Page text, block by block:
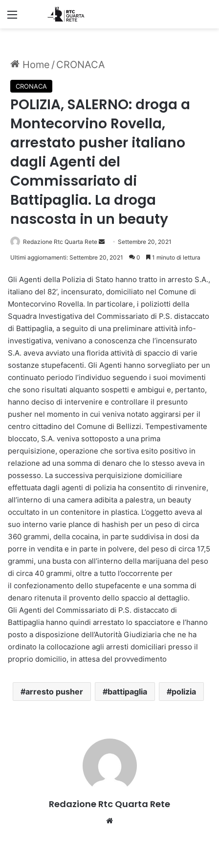
Menu
Home /CRONACA
CRONACA
POLIZIA, SALERNO: droga a
Montecorvino Rovella,
arrestato pusher italiano
dagli Agenti del
Commissariato di
Battipaglia. La droga
nascosta in un beauty
Redazione Rtc Quarta Rete
Invia Settembre 20, 2021
Ultimi aggiornamenti: Settembre 20, 2021 0 1 minuto di lettura
Gli Agenti della Polizia di Stato hanno tratto in arresto S.A.,
italiano del 82’, incensurato, domiciliato nel Comune di
Montecorvino Rovella. In particolare, i poliziotti della
Squadra Investigativa del Commissariato di P.S. distaccato
di Battipaglia, a seguito di una preliminare attività info-
investigativa, venivano a conoscenza che l’incensurato
S.A. aveva avviato una florida attività di spaccio di varie
sostanze stupefacenti. Gli Agenti hanno sorvegliato per un
continuato periodo l’individuo seguendo i suoi movimenti
che sono risultati alquanto sospetti e ambigui e, pertanto,
hanno deciso di intervenire e controllare il presunto
pusher nel momento in cui veniva notato aggirarsi per il
centro cittadino del Comune di Bellizzi. Tempestivamente
bloccato, S.A. veniva sottoposto a una prima
perquisizione, operazione che sortiva esito positivo in
relazione ad una somma di denaro che lo stesso aveva in
possesso. La successiva perquisizione domiciliare
effettuata dagli agenti di polizia ha consentito di rinvenire,
all’interno di una camera adibita a palestra, un beauty
occultato in un contenitore in plastica. L’oggetto aveva al
suo interno varie plance di hashish per un peso di circa
360 grammi, della cocaina, in parte suddivisa in dosi da
porre in vendita e in parte in polvere, del peso di circa 17,5
grammi, una busta con all’interno della marijuana del peso
di circa 40 grammi, oltre a tutto l’occorrente per
il confezionamento dello stupefacente e una somma di
denaro ritenuta il provento dello spaccio al dettaglio.
Gli Agenti del Commissariato di P.S. distaccato di
Battipaglia hanno quindi arrestato lo spacciatore e l’hanno
posto a disposizione dell’Autorità Giudiziaria che ne ha
ordinato la collocazione agli arresti domiciliari presso il
proprio domicilio, in attesa del provvedimento
arresto pusher battipaglia polizia
Redazione Rtc Quarta Rete